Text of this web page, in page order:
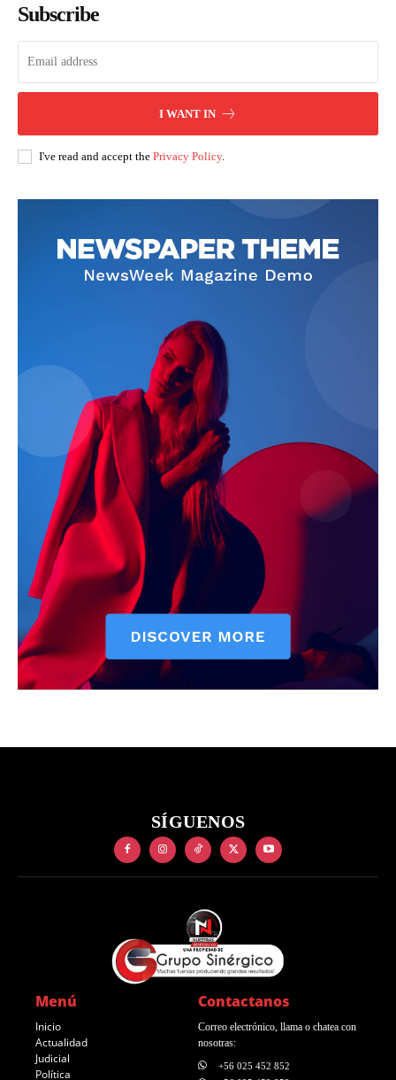
Subscribe
I WANT IN
I've read and accept the Privacy Policy.
SÍGUENOS
Menú
Inicio
Actualidad
Judicial
Política
Contactanos
Correo electrónico, llama o chatea con
nosotras:
+56 025 452 852